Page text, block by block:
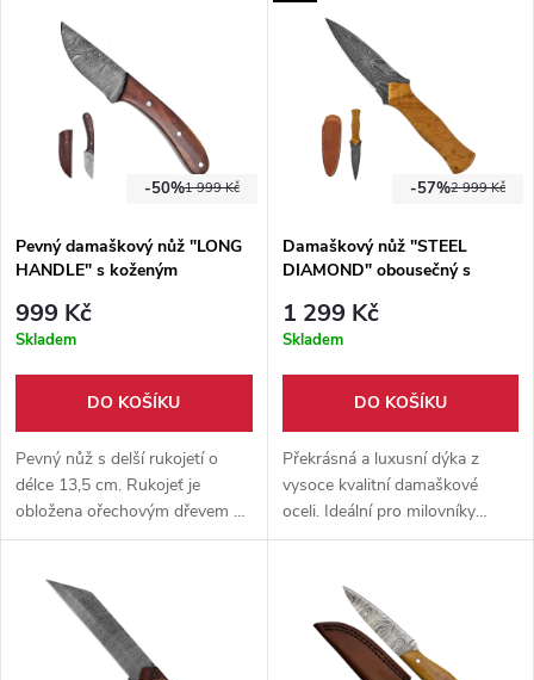
pouzdrem z hovězí kůže.
1 999 Kč
-50%
Pevný damaškový nůž "LONG
HANDLE" s koženým
999 Kč
Skladem
DO KOŠÍKU
Pevný nůž s delší rukojetí o
délce 13,5 cm. Rukojeť je
obložena ořechovým dřevem a
zpevněna nýty. Čepel z
ostřena. Pevné pouzdro
součástí balení.
2 999 Kč
-57%
Damaškový nůž "STEEL
DIAMOND" obousečný s
1 299 Kč
Skladem
DO KOŠÍKU
Překrásná a luxusní dýka z
vysoce kvalitní damaškové
oceli. Ideální pro milovníky
chladných zbraní. Dodáváno
pouzdrem z hovězí kůže.